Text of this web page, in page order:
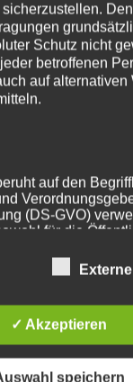
Schutz nicht
betroffenen
auf
auf den
(DS-GVO)
für die
wir vorab die
✓ Akzeptieren
speichern